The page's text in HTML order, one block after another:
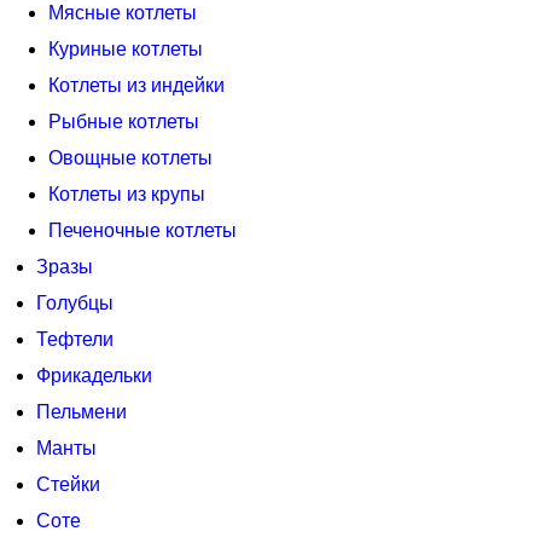
Мясные котлеты
Куриные котлеты
Котлеты из индейки
Рыбные котлеты
Овощные котлеты
Котлеты из крупы
Печеночные котлеты
Зразы
Голубцы
Тефтели
Фрикадельки
Пельмени
Манты
Стейки
Соте